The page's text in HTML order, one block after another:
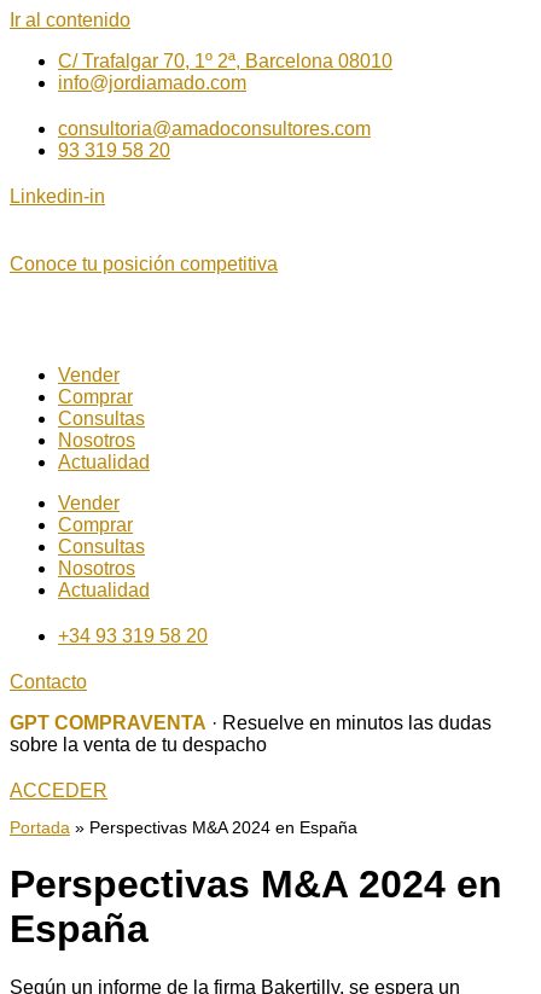
Ir al contenido
C/ Trafalgar 70, 1º 2ª, Barcelona 08010
info@jordiamado.com
consultoria@amadoconsultores.com
93 319 58 20
Linkedin-in
Conoce tu posición competitiva
Vender
Comprar
Consultas
Nosotros
Actualidad
Vender
Comprar
Consultas
Nosotros
Actualidad
+34 93 319 58 20
Contacto
GPT COMPRAVENTA · Resuelve en minutos las dudas
sobre la venta de tu despacho
ACCEDER
Portada » Perspectivas M&A 2024 en España
Perspectivas M&A 2024 en
España
Según un informe de la firma Bakertilly, se espera un